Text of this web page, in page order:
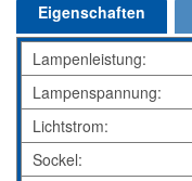
Eigenschaften
Lampenleistung:
Lampenspannung:
Lichtstrom:
Sockel: